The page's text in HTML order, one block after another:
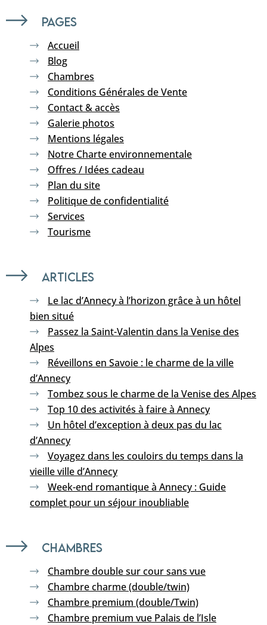
Pages
Accueil
Blog
Chambres
Conditions Générales de Vente
Contact & accès
Galerie photos
Mentions légales
Notre Charte environnementale
Offres / Idées cadeau
Plan du site
Politique de confidentialité
Services
Tourisme
Articles
Le lac d’Annecy à l’horizon grâce à un hôtel
bien situé
Passez la Saint-Valentin dans la Venise des
Alpes
Réveillons en Savoie : le charme de la ville
d’Annecy
Tombez sous le charme de la Venise des Alpes
Top 10 des activités à faire à Annecy
Un hôtel d’exception à deux pas du lac
d’Annecy
Voyagez dans les couloirs du temps dans la
vieille ville d’Annecy
Week-end romantique à Annecy : Guide
complet pour un séjour inoubliable
Chambres
Chambre double sur cour sans vue
Chambre charme (double/twin)
Chambre premium (double/Twin)
Chambre premium vue Palais de l’Isle